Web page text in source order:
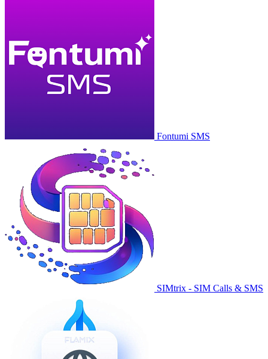
Fontumi SMS
SIMtrix - SIM Calls & SMS